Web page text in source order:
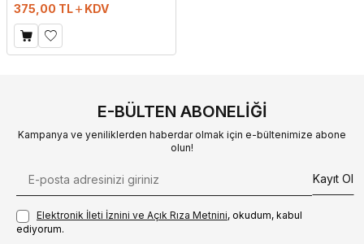
375,00 TL KDV
E-BÜLTEN ABONELIĞI
Kampanya ve yeniliklerden haberdar olmak için e-bültenimize abone
olun!
Kayıt Ol
Elektronik İleti İzni‌ni ve Açık Rıza Metni‌ni, okudum, kabul
ediyorum.